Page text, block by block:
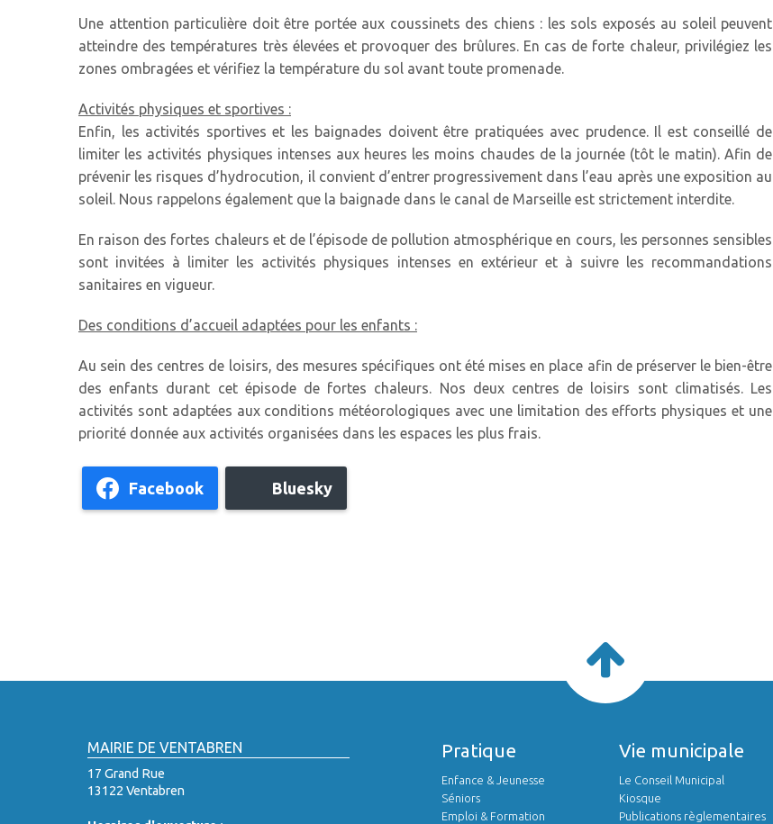
Une attention particulière doit être portée aux coussinets des chiens : les sols exposés au soleil peuvent
atteindre des températures très élevées et provoquer des brûlures. En cas de forte chaleur, privilégiez les
zones ombragées et vérifiez la température du sol avant toute promenade.
Activités physiques et sportives :
Enfin, les activités sportives et les baignades doivent être pratiquées avec prudence. Il est conseillé de
limiter les activités physiques intenses aux heures les moins chaudes de la journée (tôt le matin). Afin de
prévenir les risques d’hydrocution, il convient d’entrer progressivement dans l’eau après une exposition au
soleil. Nous rappelons également que la baignade dans le canal de Marseille est strictement interdite.
En raison des fortes chaleurs et de l’épisode de pollution atmosphérique en cours, les personnes sensibles
sont invitées à limiter les activités physiques intenses en extérieur et à suivre les recommandations
sanitaires en vigueur.
Des conditions d’accueil adaptées pour les enfants :
Au sein des centres de loisirs, des mesures spécifiques ont été mises en place afin de préserver le bien-être
des enfants durant cet épisode de fortes chaleurs. Nos deux centres de loisirs sont climatisés. Les
activités sont adaptées aux conditions météorologiques avec une limitation des efforts physiques et une
priorité donnée aux activités organisées dans les espaces les plus frais.
Facebook Bluesky
MAIRIE DE VENTABREN
17 Grand Rue
13122 Ventabren
Pratique
Enfance & Jeunesse
Séniors
Emploi & Formation
Vie municipale
Le Conseil Municipal
Kiosque
Publications règlementaires